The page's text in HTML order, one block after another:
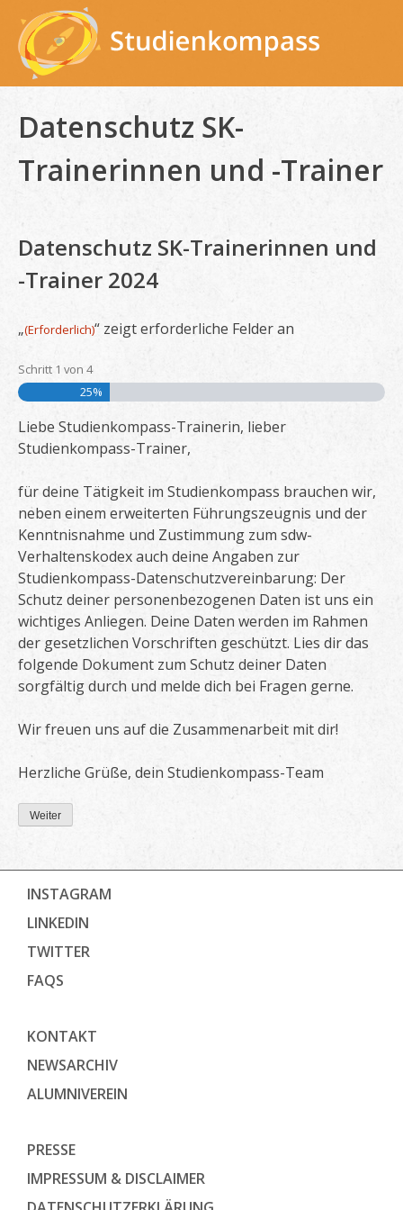
content
Datenschutz SK-
Trainerinnen und -Trainer
Datenschutz SK-Trainerinnen und
-Trainer 2024
„(Erforderlich)“ zeigt erforderliche Felder an
Schritt 1 von 4
25%
Liebe Studienkompass-Trainerin, lieber
Studienkompass-Trainer,
für deine Tätigkeit im Studienkompass brauchen wir,
neben einem erweiterten Führungszeugnis und der
Kenntnisnahme und Zustimmung zum sdw-
Verhaltenskodex auch deine Angaben zur
Studienkompass-Datenschutzvereinbarung: Der
Schutz deiner personenbezogenen Daten ist uns ein
wichtiges Anliegen. Deine Daten werden im Rahmen
der gesetzlichen Vorschriften geschützt. Lies dir das
folgende Dokument zum Schutz deiner Daten
sorgfältig durch und melde dich bei Fragen gerne.
Wir freuen uns auf die Zusammenarbeit mit dir!
Herzliche Grüße, dein Studienkompass-Team
Weiter
INSTAGRAM
LINKEDIN
TWITTER
FAQS
KONTAKT
NEWSARCHIV
ALUMNIVEREIN
PRESSE
IMPRESSUM & DISCLAIMER